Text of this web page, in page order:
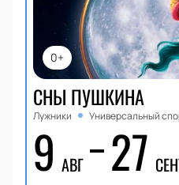
0+
СНЫ ПУШКИНА
Лужники Универсальный
9 АВГ 27